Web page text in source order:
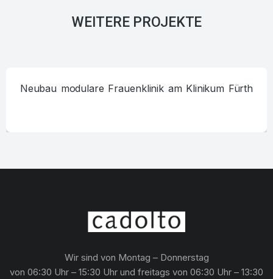
WEITERE PROJEKTE
Neubau modulare Frauenklinik am Klinikum Fürth
Wir sind von Montag – Donnerstag
von 06:30 Uhr – 15:30 Uhr und freitags von 06:30 Uhr – 13:30